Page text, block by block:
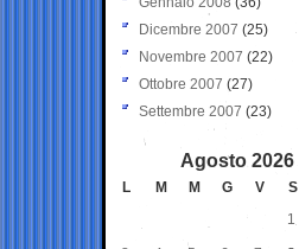
Dicembre 2007 (25)
Novembre 2007 (22)
Ottobre 2007 (27)
Settembre 2007 (23)
Agosto 2026
L M M G V S
1